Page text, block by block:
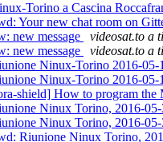
Torino a Cascina
Your new chat room on
new message
videosat.to a
new message
videosat.to a
Ninux-Torino 2016-05-
Ninux-Torino 2016-05-
shield] How to program the
Ninux Torino, 2016-
Ninux Torino, 2016-
Riunione Ninux Torino,